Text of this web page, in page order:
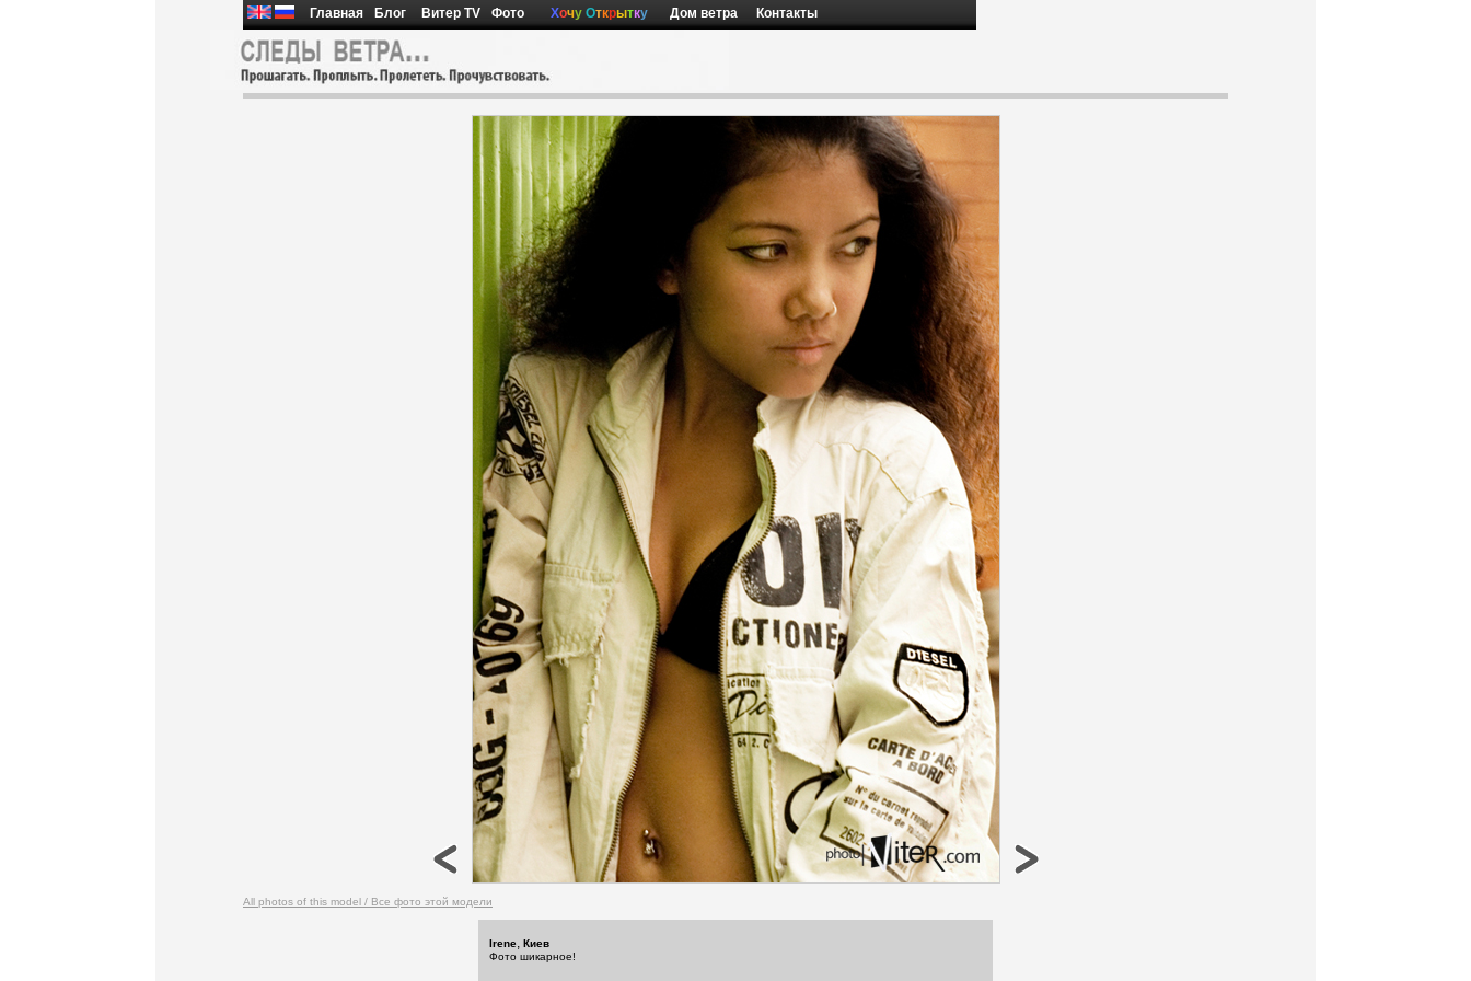
Главная Блог Витер TV Фото Хочу Открытку Дом ветра Контакты
All photos of this model / Все фото этой модели
Irene, Киев
Фото шикарное!